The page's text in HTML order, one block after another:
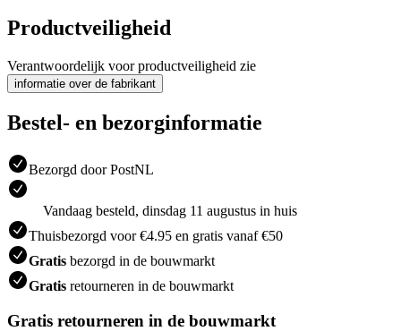
Productveiligheid
Verantwoordelijk voor productveiligheid zie
informatie over de fabrikant
Bestel- en bezorginformatie
Bezorgd door PostNL
Vandaag besteld, dinsdag 11 augustus in huis
Thuisbezorgd voor €4.95 en gratis vanaf €50
Gratis bezorgd in de bouwmarkt
Gratis retourneren in de bouwmarkt
Gratis retourneren in de bouwmarkt